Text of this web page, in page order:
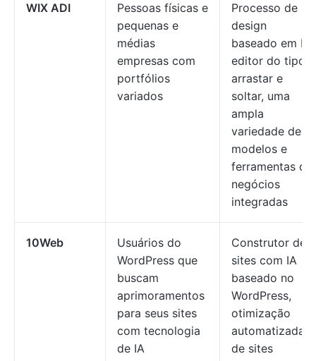
WIX ADI
Pessoas físicas e
pequenas e
médias
empresas com
portfólios
variados
Processo de
design
baseado em IA,
editor do tipo
arrastar e
soltar, uma
ampla
variedade de
modelos e
ferramentas de
negócios
integradas
10Web
Usuários do
WordPress que
buscam
aprimoramentos
para seus sites
com tecnologia
de IA
Construtor de
sites com IA
baseado no
WordPress,
otimização
automatizada
de sites